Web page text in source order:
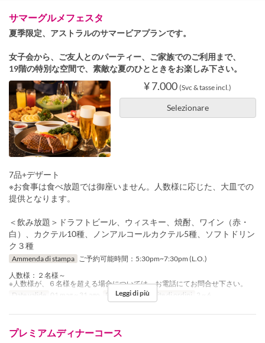
サマーグルメフェスタ
夏季限定、アストラルのサマービアプランです。
女子会から、ご友人とのパーティー、ご家族でのご利用まで、
19階の特別な空間で、素敵な夏のひとときをお楽しみ下さい。
¥ 7.000 (Svc & tasse incl.)
Selezionare
7品+デザート
※お食事は食べ放題では御座いません。人数様に応じた、大皿での
提供となります。
＜飲み放題＞ドラフトビール、ウィスキー、焼酎、ワイン（赤・
白）、カクテル10種、ノンアルコールカクテル5種、ソフトドリン
ク３種
Ammenda di stampa
ご予約可能時間：5:30pm~7:30pm (L.O.)
人数様：２名様～
※人数様が、６名様を超える場合については、お電話にてお問合せ下さい。
Date valide
01 mag ~ 31 ago Pasti Cena Limite di ordini 2 ~ 6
Leggi di più
プレミアムディナーコース